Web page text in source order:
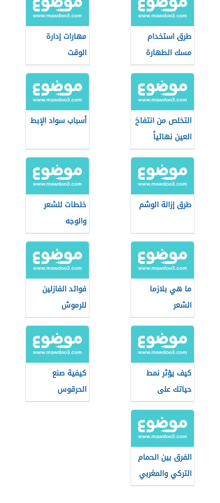
طرق استخدام
مسك الطهارة
مهارات إدارة
الوقت
التخلص من انتفاخ
العين نهائياً
أسباب سواد الإبط
طرق إزالة الوشم
خلطات للشعر
والوجه
ما هي بلازما
الشعر
فوائد الفازلين
للرموش
كيف يؤثر نمط
حياتك على
طاقتك الإيجابية؟
كيفية صنع
الحرقوس
التونسي
الفرق بين الحمام
التركي والمغربي